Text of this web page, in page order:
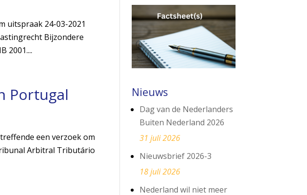
uitspraak 24-03-2021
Bijzondere
2001....
Portugal
een verzoek om
Arbitral Tributário
Nieuws
Dag van de Nederlanders
Buiten Nederland 2026
31 juli 2026
Nieuwsbrief 2026-3
18 juli 2026
Nederland wil niet meer